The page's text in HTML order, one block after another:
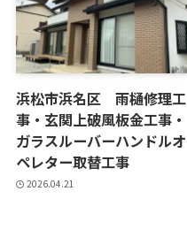
浜松市浜名区 雨樋修理工
事・玄関上破風板金工事・
ガラスルーバーハンドルオ
ペレター取替工事
2026.04.21